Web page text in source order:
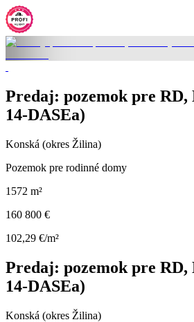
Predaj: pozemok pre RD,
14-DASEa)
Konská (okres Žilina)
Pozemok pre rodinné domy
1572 m²
160 800 €
102,29 €/m²
Predaj: pozemok pre RD,
14-DASEa)
Konská (okres Žilina)